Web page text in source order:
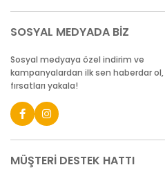
SOSYAL MEDYADA BİZ
Sosyal medyaya özel indirim ve
kampanyalardan ilk sen haberdar ol,
fırsatları yakala!
MÜŞTERİ DESTEK HATTI